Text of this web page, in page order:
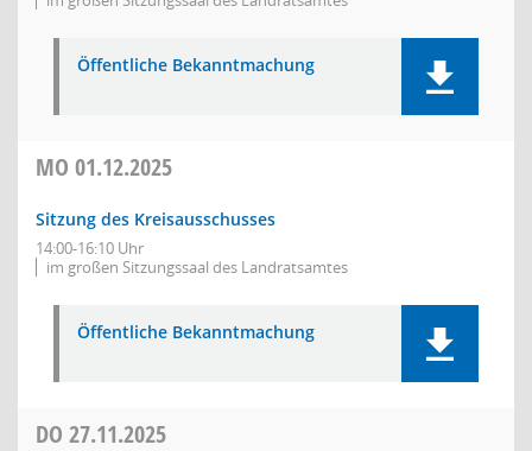
Öffentliche Bekanntmachung
MO 01.12.2025
Sitzung des Kreisausschusses
14:00-16:10 Uhr
im großen Sitzungssaal des Landratsamtes
Öffentliche Bekanntmachung
DO 27.11.2025